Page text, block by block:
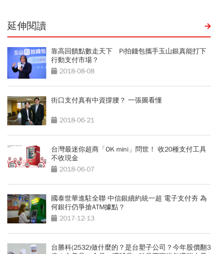
延伸閱讀
靠高回饋點數走天下 Pi拍錢包攜手玉山銀真能打下
行動支付市場？
2018-08-08
街口支付真有中資撐腰？ 一張圖看懂
2018-06-21
台灣最迷你超商「OK mini」問世！ 收20種支付工具
不收現金
2018-06-07
國泰世華進駐全聯 中信銀續約統一超 電子支付夯 為
何銀行仍爭搶ATM據點？
2017-12-13
台勝科(2532)做什麼的？是台塑子公司？今年股價翻3